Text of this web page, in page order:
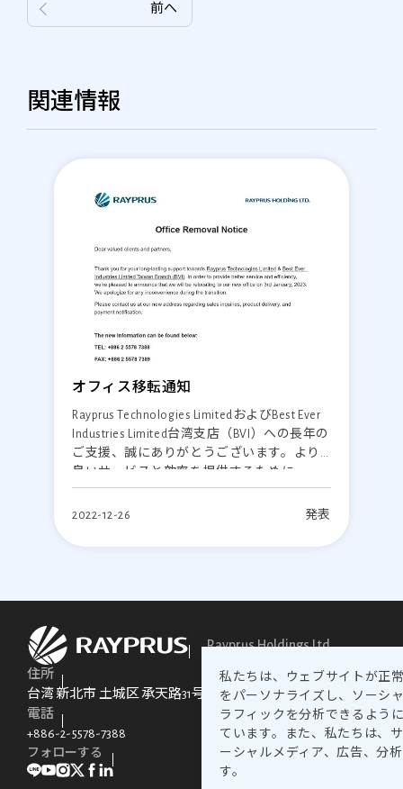
前へ
関連情報
オフィス移転通知
Rayprus Technologies LimitedおよびBest Ever
Industries Limited台湾支店（BVI）への長年の
ご支援、誠にありがとうございます。より
良いサービスと効率を提供するために、
2023年1月3日に新しいオフィスに移転するこ
とをお知らせいたします。移行中のご不便
い合わせ、製品の配送、支払い通知につい
2022-12-26 発表
Rayprus Holdings Ltd.
住所
台湾 新北市 土城区 承天路31号 3階 郵便番号 236039
電話
+886-2-5578-7388
フォローする
私たちは、ウェブサイトが正
をパーソナライズし、ソーシ
ラフィックを分析できるよう
ています。また、私たちは、
ーシャルメディア、広告、分
す。